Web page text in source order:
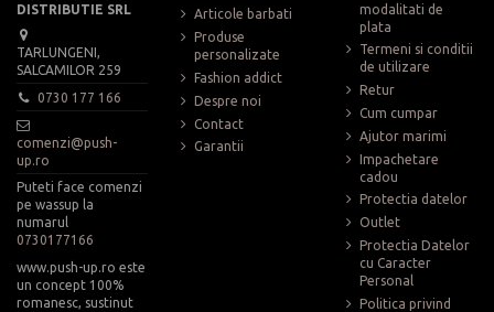
DISTRIBUTIE SRL
TARLUNGENI,
SALCAMILOR 259
0730 177 166
comenzi@push-
up.ro
Puteti face comenzi
pe wassup la
numarul
0730177166
www.push-up.ro este
un concept 100%
romanesc, sustinut
Articole barbati
Produse
personalizate
Fashion addict
Despre noi
Contact
Garantii
modalitati de
plata
Termeni si conditii
de utilizare
Retur
Cum cumpar
Ajutor marimi
Impachetare
cadou
Protectia datelor
Outlet
Protectia Datelor
cu Caracter
Personal
Politica privind